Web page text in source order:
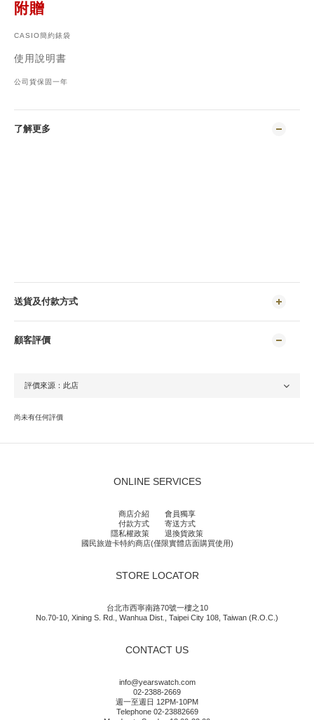
附贈
CASIO簡約錶袋
使用說明書
公司貨保固一年
了解更多
送貨及付款方式
顧客評價
尚未有任何評價
ONLINE SERVICES
商店介紹
會員獨享
付款方式
寄送方式
隱私權政策
退換貨政策
國民旅遊卡特約商店(僅限實體店面購買使用)
STORE LOCATOR
台北市西寧南路70號一樓之10
No.70-10, Xining S. Rd., Wanhua Dist., Taipei City 108, Taiwan (R.O.C.)
CONTACT US
info@yearswatch.com
02-2388-2669
週一至週日 12PM-10PM
Telephone 02-23882669